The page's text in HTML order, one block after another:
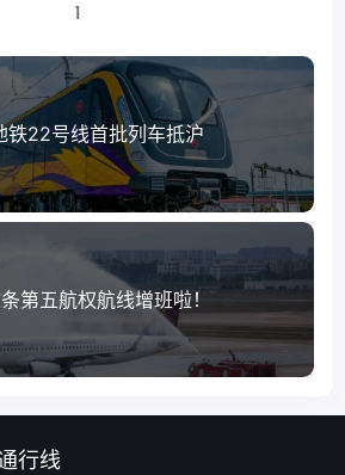
1
铁22号线首批列车抵沪
第五航权航线增班啦！
行线